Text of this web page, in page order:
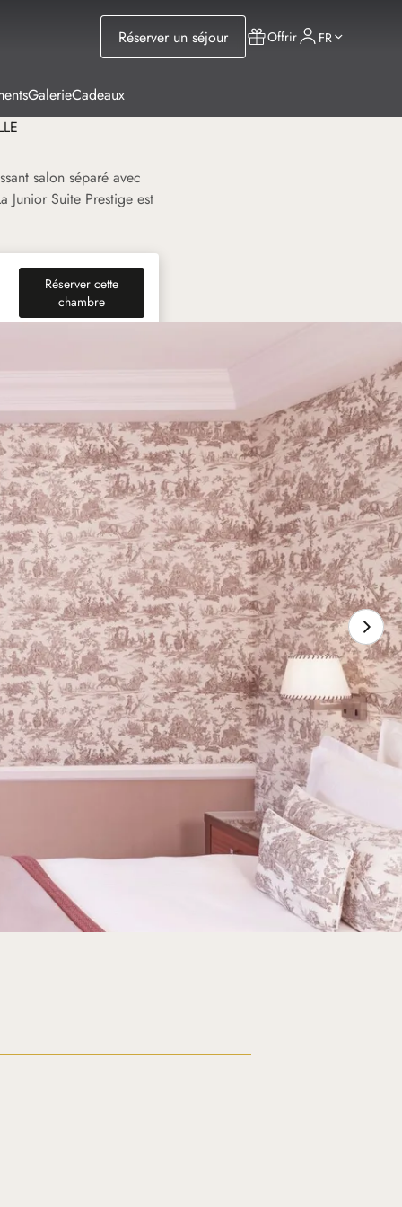
Réserver un séjour Offrir FR
GalerieCadeaux
salon séparé avec
Suite Prestige est
Réserver cette
chambre(nouvel onglet)